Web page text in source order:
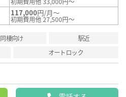
117,000円/月～
初期費用他 27,500円～
同棲向け
駅近
オートロック